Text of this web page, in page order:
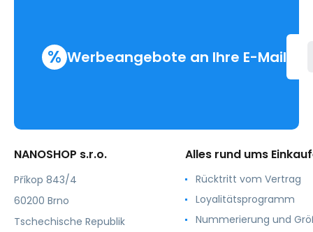
% Werbeangebote an Ihre E-Mail
NANOSHOP s.r.o.
Příkop 843/4
60200 Brno
Tschechische Republik
Alles rund ums
Rücktritt vom Vertrag
Loyalitätsprogramm
Nummerierung und